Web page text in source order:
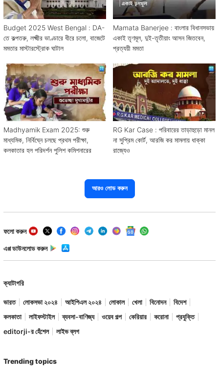
Budget 2025 West Bengal : DA-
তে কল্পতরু, লক্ষ্মীর ভাণ্ডারে ধীরে চলো, বাজেটে
মমতার মাস্টারস্ট্রোক ঘাটাল
Mamata Banerjee : বাংলার বিধানসভায়
একাই তৃণমূল, দুই-তৃতীয়াং আসন জিতবেন,
প্রত্যয়ী মমতা
Madhyamik Exam 2025: শুরু
মাধ্যমিক, নির্বিঘ্নে চলছে প্রথম পরীক্ষা,
কলকাতার হল পরিদর্শন পুলিশ কমিশনারের
RG Kar Case : পরিবারের তাড়াহুড়ো মানল
না সুপ্রিম কোর্ট, আরজি কর মামলায় ধাক্কা
রাজ্যেও
আরও লোড করুন
ফলো করুন
এপ্প ডাউনলোড করুন
ক্যাটাগরি
ভারত লোকসভা ২০২৪ আইপিএল ২০২৪ লোকাল খেলা বিনোদন
বিদেশ
কলকাতা
লাইফস্টাইল ব্যবসা-বাণিজ্য ওয়েব গল্প কেরিয়ার করোনা
প্রযুক্তি
editorji-র হেঁশেল
লাইভ ব্লগ
Trending topics